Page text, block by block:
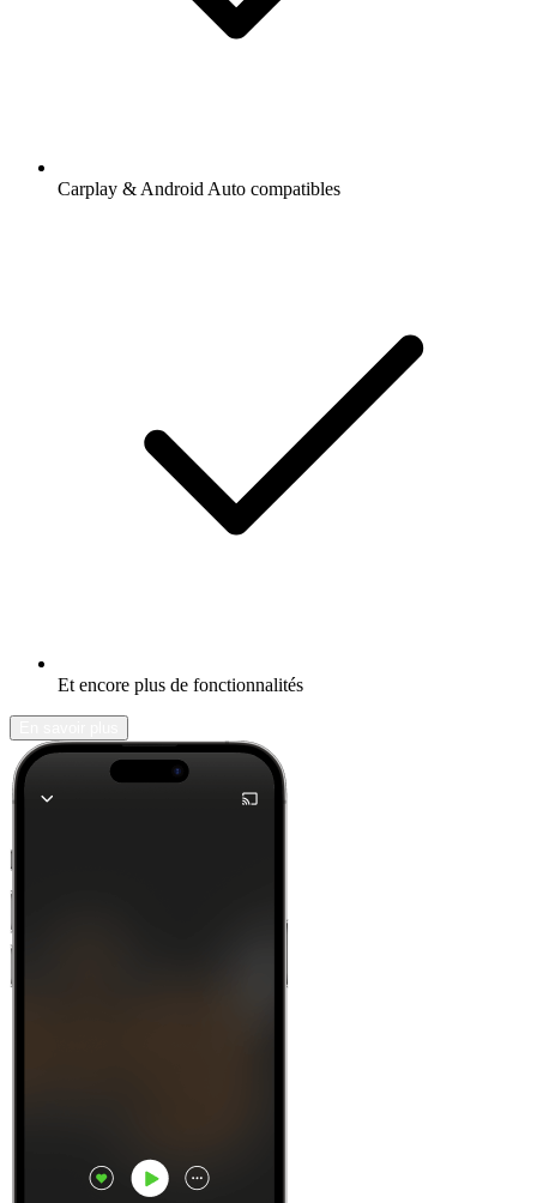
Carplay & Android Auto compatibles
Et encore plus de fonctionnalités